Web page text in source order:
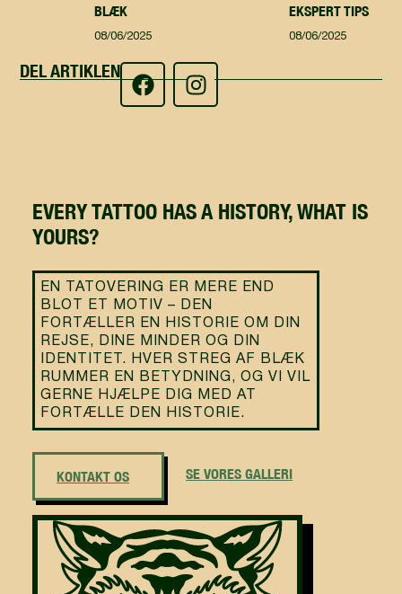
BLÆK
08/06/2025
EKSPERT TIPS
08/06/2025
DEL ARTIKLEN
EVERY TATTOO HAS A HISTORY, WHAT IS
YOURS?
EN TATOVERING ER MERE END
BLOT ET MOTIV – DEN
FORTÆLLER EN HISTORIE OM DIN
REJSE, DINE MINDER OG DIN
IDENTITET. HVER STREG AF BLÆK
RUMMER EN BETYDNING, OG VI VIL
GERNE HJÆLPE DIG MED AT
FORTÆLLE DEN HISTORIE.
KONTAKT OS SE VORES GALLERI